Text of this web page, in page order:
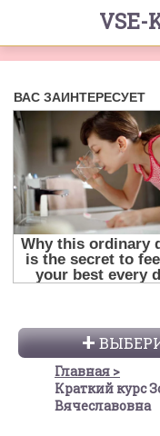
VSE-
Главная
Краткий курс
Вячеславовна